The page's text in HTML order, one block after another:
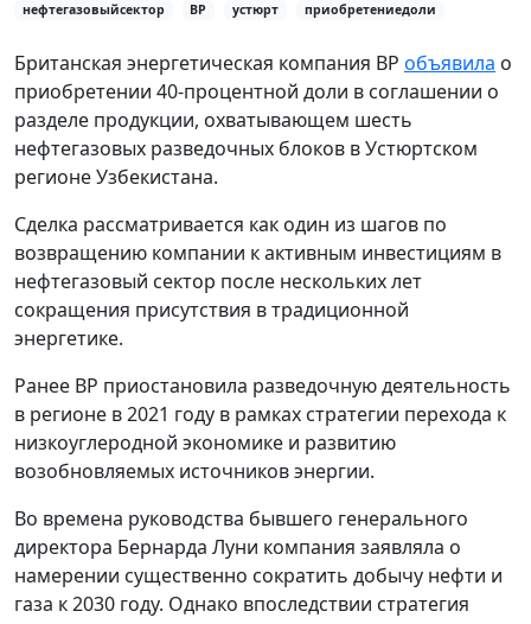
нефтегазовыйсектор BP устюрт приобретениедоли
Британская энергетическая компания BP объявила о
приобретении 40-процентной доли в соглашении о
разделе продукции, охватывающем шесть
нефтегазовых разведочных блоков в Устюртском
регионе Узбекистана.
Сделка рассматривается как один из шагов по
возвращению компании к активным инвестициям в
нефтегазовый сектор после нескольких лет
сокращения присутствия в традиционной
энергетике.
Ранее BP приостановила разведочную деятельность
в регионе в 2021 году в рамках стратегии перехода к
низкоуглеродной экономике и развитию
возобновляемых источников энергии.
Во времена руководства бывшего генерального
директора Бернарда Луни компания заявляла о
намерении существенно сократить добычу нефти и
газа к 2030 году. Однако впоследствии стратегия